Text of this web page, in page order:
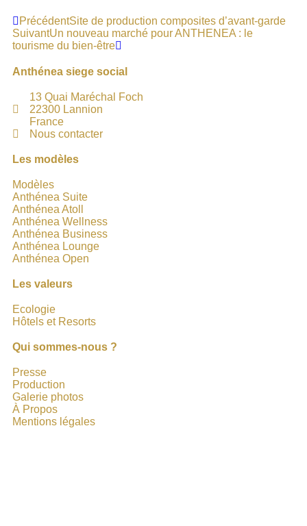
PrécédentSite de production composites d’avant-garde
SuivantUn nouveau marché pour ANTHENEA : le
tourisme du bien-être
Anthénea siege social
13 Quai Maréchal Foch
22300 Lannion
France
Nous contacter
Les modèles
Modèles
Anthénea Suite
Anthénea Atoll
Anthénea Wellness
Anthénea Business
Anthénea Lounge
Anthénea Open
Les valeurs
Ecologie
Hôtels et Resorts
Qui sommes-nous ?
Presse
Production
Galerie photos
À Propos
Mentions légales